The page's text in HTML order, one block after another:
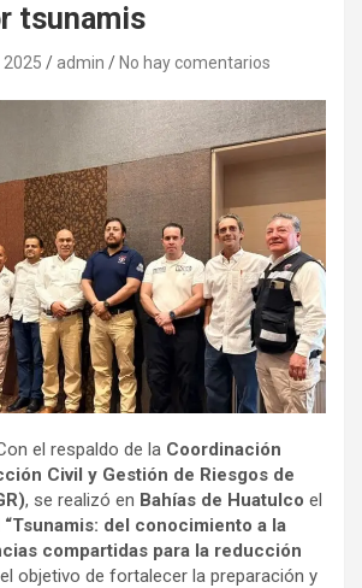
tsunamis
admin No hay comentarios
el respaldo de la Coordinación
Civil y Gestión de Riesgos de
, se realizó en Bahías de Huatulco el
“Tsunamis: del conocimiento a la
compartidas para la reducción
objetivo de fortalecer la preparación y